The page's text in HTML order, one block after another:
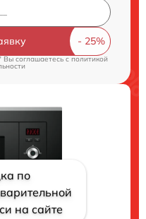
Вы соглашаетесь cполитикой
по
на сайте